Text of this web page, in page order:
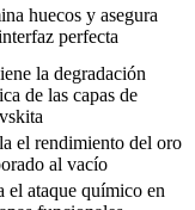
huecos y asegura
perfecta
la degradación
de las capas de
el rendimiento del oro
al vacío
el ataque químico en